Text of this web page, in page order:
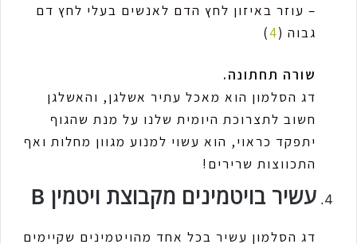
– עוזר באיזון לחץ הדם לאנשים בעלי לחץ דם
גבוה (4
)
שורה תחתונה.
דג הסלמון הוא מאכל עתיר אשלגן, והאשלגן
חשוב לתצרוכת היומית שלנו על מנת שהגוף
יתפקד כראוי, הוא עשוי למנוע מגוון מחלות ואף
התכווצות שרירים!
עשיר בויטמינים מקבוצת ויטמין B
דג הסלמון עשיר בכל אחד מהויטמינים שקיימים